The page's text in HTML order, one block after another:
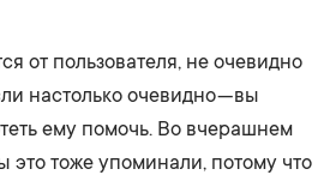
от пользователя, не очевидно
настолько очевидно — вы
ему помочь. Во вчерашнем
тоже упоминали, потому что